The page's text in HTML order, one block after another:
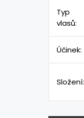
Typ
vlasů:
Účinek:
Složení: